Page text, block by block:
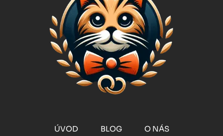
ÚVOD BLOG O NÁS